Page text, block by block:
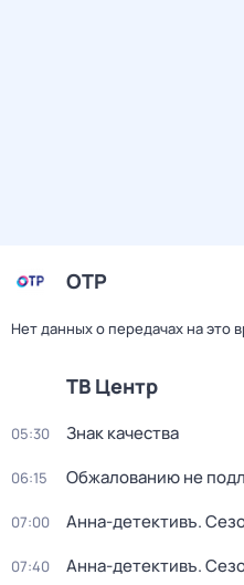
ОТР
Нет данных о передачах на это
ТВ Центр
05:30 Знак качества
06:15 Обжалованию не
07:00 Анна-детективъ.
07:40 Анна-детективъ.